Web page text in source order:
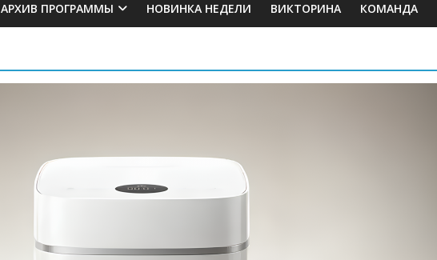
АРХИВ ПРОГРАММЫ НОВИНКА НЕДЕЛИ ВИКТОРИНА КОМАНДА